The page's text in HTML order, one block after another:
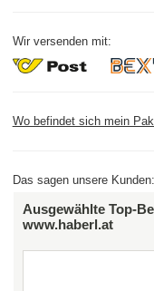
Wir versenden mit:
Wo befindet sich mein
Das sagen unsere Kunden:
Ausgewählte Top-
www.haberl.at